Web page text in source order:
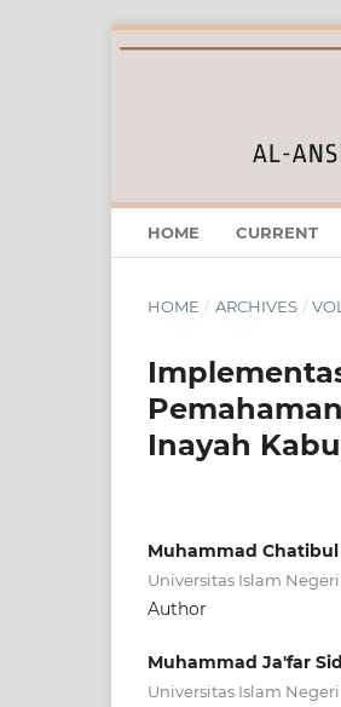
HOME CURRENT
HOME / ARCHIVES /
Inayah
Muhammad
Universitas Islam
Author
Muhammad Ja'far
Universitas Islam